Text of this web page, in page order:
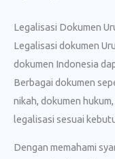
Legalisasi Dokumen
Legalisasi dokumen
dokumen Indonesia
Berbagai dokumen
nikah, dokumen
legalisasi sesuai
Dengan memahami